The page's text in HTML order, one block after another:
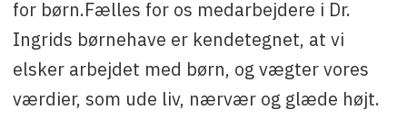
for børn.Fælles for os medarbejdere i Dr.
Ingrids børnehave er kendetegnet, at vi
elsker arbejdet med børn, og vægter vores
værdier, som ude liv, nærvær og glæde højt.